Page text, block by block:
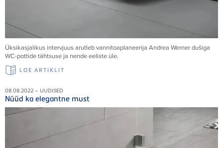
Üksikasjalikus intervjuus arutleb vannitoaplaneerija Andrea Werner dušiga
WC-pottide tähtsuse ja nende eeliste üle.
LOE ARTIKLIT
08.08.2022 – UUDISED
Nüüd ka elegantne must